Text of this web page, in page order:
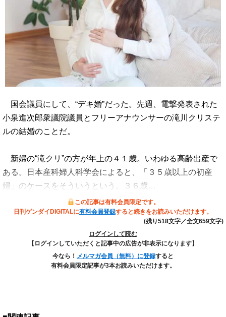
国会議員にして、“デキ婚”だった。先週、電撃発表された
小泉進次郎衆議院議員とフリーアナウンサーの滝川クリステ
ルの結婚のことだ。
新婦の“滝クリ”の方が年上の４１歳。いわゆる高齢出産で
ある。日本産科婦人科学会によると、「３５歳以上の初産
婦」のケースをそういうという。３６歳…
この記事は有料会員限定です。
日刊ゲンダイDIGITALに有料会員登録すると続きをお読みいただけます。
(残り518文字／全文659文字)
ログインして読む
【ログインしていただくと記事中の広告が非表示になります】
今なら！ メルマガ会員（無料）に登録すると
有料会員限定記事が3本お読みいただけます。